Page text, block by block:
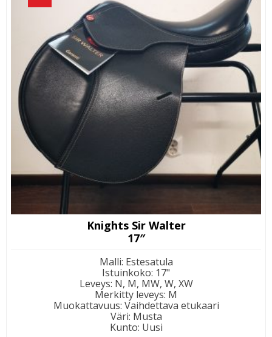
Knights Sir Walter
17″
Malli: Estesatula
Istuinkoko: 17"
Leveys: N, M, MW, W, XW
Merkitty leveys: M
Muokattavuus: Vaihdettava etukaari
Väri: Musta
Kunto: Uusi